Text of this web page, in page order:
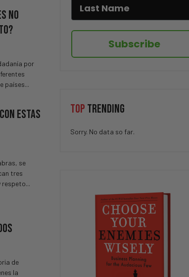
NO
por
países...
Estas
se
tres
de
la
Subscribe
TOP TRENDING
Sorry. No data so far.